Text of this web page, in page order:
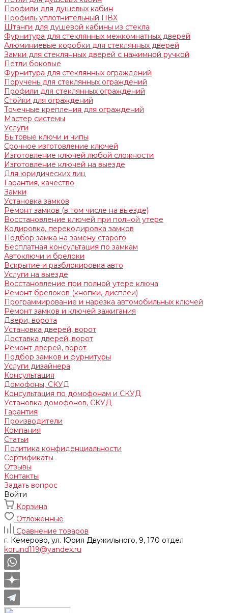
Профили для душевых кабин
Профиль уплотнительный ПВХ
Штанги для душевой кабины из стекла
Фурнитура для стеклянных межкомнатных дверей
Алюминиевые коробки для стеклянных дверей
Замки для стеклянных дверей с нажимной ручкой
Петли боковые
Фурнитура для стеклянных ограждений
Поручень для стеклянных ограждений
Профили для стеклянных ограждений
Стойки для ограждений
Точечные крепления для ограждений
Мастер системы
Услуги
Бытовые ключи и чипы
Срочное изготовление ключей
Изготовление ключей любой сложности
Изготовление ключей на выезде
Для юридических лиц
Гарантия, качество
Замки
Установка замков
Ремонт замков (в том числе на выезде)
Восстановление ключей при полной утере
Кодировка, перекодировка замков
Подбор замка на замену старого
Бесплатная консультация по замкам
Автоключи и брелоки
Вскрытие и разблокировка авто
Услуги на выезде
Восстановление при полной утере ключа
Ремонт брелоков (кнопки, дисплеи)
Программирование и нарезка автомобильных ключей
Ремонт замков и ключей зажигания
Двери, ворота
Установка дверей, ворот
Доставка дверей, ворот
Ремонт дверей, ворот
Подбор замков и фурнитуры
Услуги дизайнера
Консультация
Домофоны, СКУД
Консультация по домофонам и СКУД
Установка домофонов, СКУД
Гарантия
Производители
Компания
Статьи
Политика конфиденциальности
Сертификаты
Отзывы
Контакты
Задать вопрос
Войти
Корзина
Отложенные
Сравнение товаров
г. Кемерово, ул. Юрия Двужильного, 9, 170 отдел
korund119@yandex.ru